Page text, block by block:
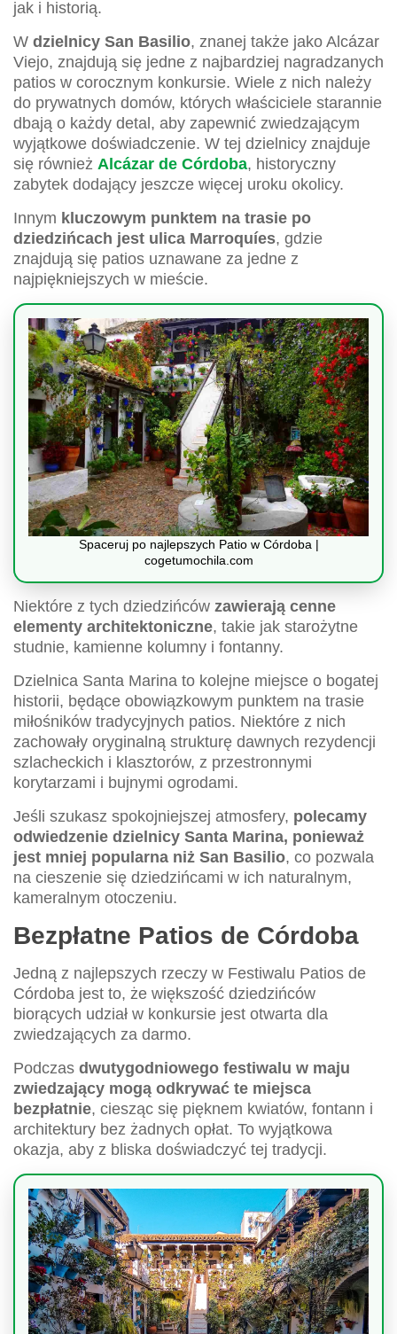
jak i historią.
W dzielnicy San Basilio, znanej także jako Alcázar
Viejo, znajdują się jedne z najbardziej nagradzanych
patios w corocznym konkursie. Wiele z nich należy
do prywatnych domów, których właściciele starannie
dbają o każdy detal, aby zapewnić zwiedzającym
wyjątkowe doświadczenie. W tej dzielnicy znajduje
się również Alcázar de Córdoba, historyczny
zabytek dodający jeszcze więcej uroku okolicy.
Innym kluczowym punktem na trasie po
dziedzińcach jest ulica Marroquíes, gdzie
znajdują się patios uznawane za jedne z
najpiękniejszych w mieście.
Spaceruj po najlepszych Patio w Córdoba |
cogetumochila.com
Niektóre z tych dziedzińców zawierają cenne
elementy architektoniczne, takie jak starożytne
studnie, kamienne kolumny i fontanny.
Dzielnica Santa Marina to kolejne miejsce o bogatej
historii, będące obowiązkowym punktem na trasie
miłośników tradycyjnych patios. Niektóre z nich
zachowały oryginalną strukturę dawnych rezydencji
szlacheckich i klasztorów, z przestronnymi
korytarzami i bujnymi ogrodami.
Jeśli szukasz spokojniejszej atmosfery, polecamy
odwiedzenie dzielnicy Santa Marina, ponieważ
jest mniej popularna niż San Basilio, co pozwala
na cieszenie się dziedzińcami w ich naturalnym,
kameralnym otoczeniu.
Bezpłatne Patios de Córdoba
Jedną z najlepszych rzeczy w Festiwalu Patios de
Córdoba jest to, że większość dziedzińców
biorących udział w konkursie jest otwarta dla
zwiedzających za darmo.
Podczas dwutygodniowego festiwalu w maju
zwiedzający mogą odkrywać te miejsca
bezpłatnie, ciesząc się pięknem kwiatów, fontann i
architektury bez żadnych opłat. To wyjątkowa
okazja, aby z bliska doświadczyć tej tradycji.